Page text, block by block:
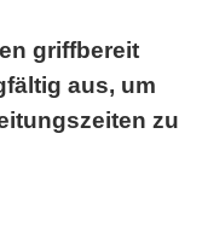
griffbereit
aus, um
zu